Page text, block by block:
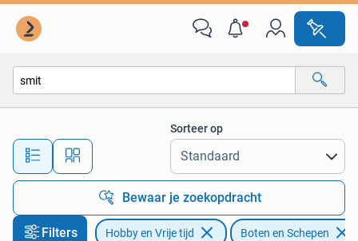
Alle afstanden…
Sorteer op
Bewaar je zoekopdracht
Filters Hobby en Vrije tijd Boten en Schepen